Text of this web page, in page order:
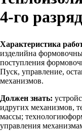
4-го
Характеристика
изделийна
поступления
Пуск, управление,
механизмов.
Должен знать:
идругих механизмов,
массы;
управления